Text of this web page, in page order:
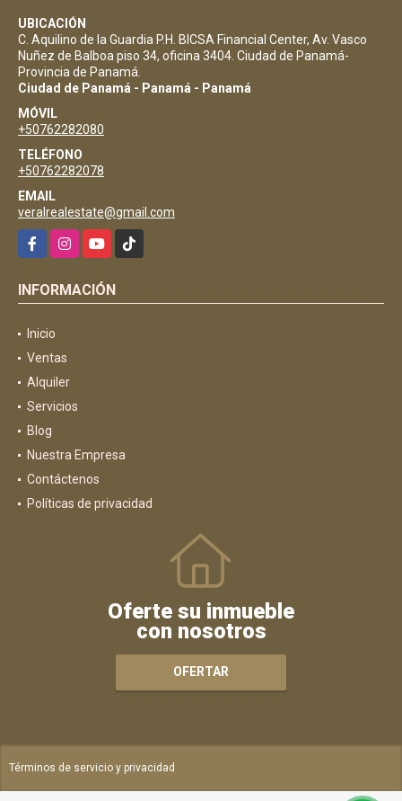
UBICACIÓN
C. Aquilino de la Guardia P.H. BICSA Financial Center, Av. Vasco
Nuñez de Balboa piso 34, oficina 3404. Ciudad de Panamá-
Provincia de Panamá.
Ciudad de Panamá - Panamá - Panamá
MÓVIL
+50762282080
TELÉFONO
+50762282078
EMAIL
veralrealestate@gmail.com
FacebookInstagramYouTubeTikTok
INFORMACIÓN
Inicio
Ventas
Alquiler
Servicios
Blog
Nuestra Empresa
Contáctenos
Políticas de privacidad
Oferte su inmueble
con nosotros
OFERTAR
Términos de servicio y privacidad